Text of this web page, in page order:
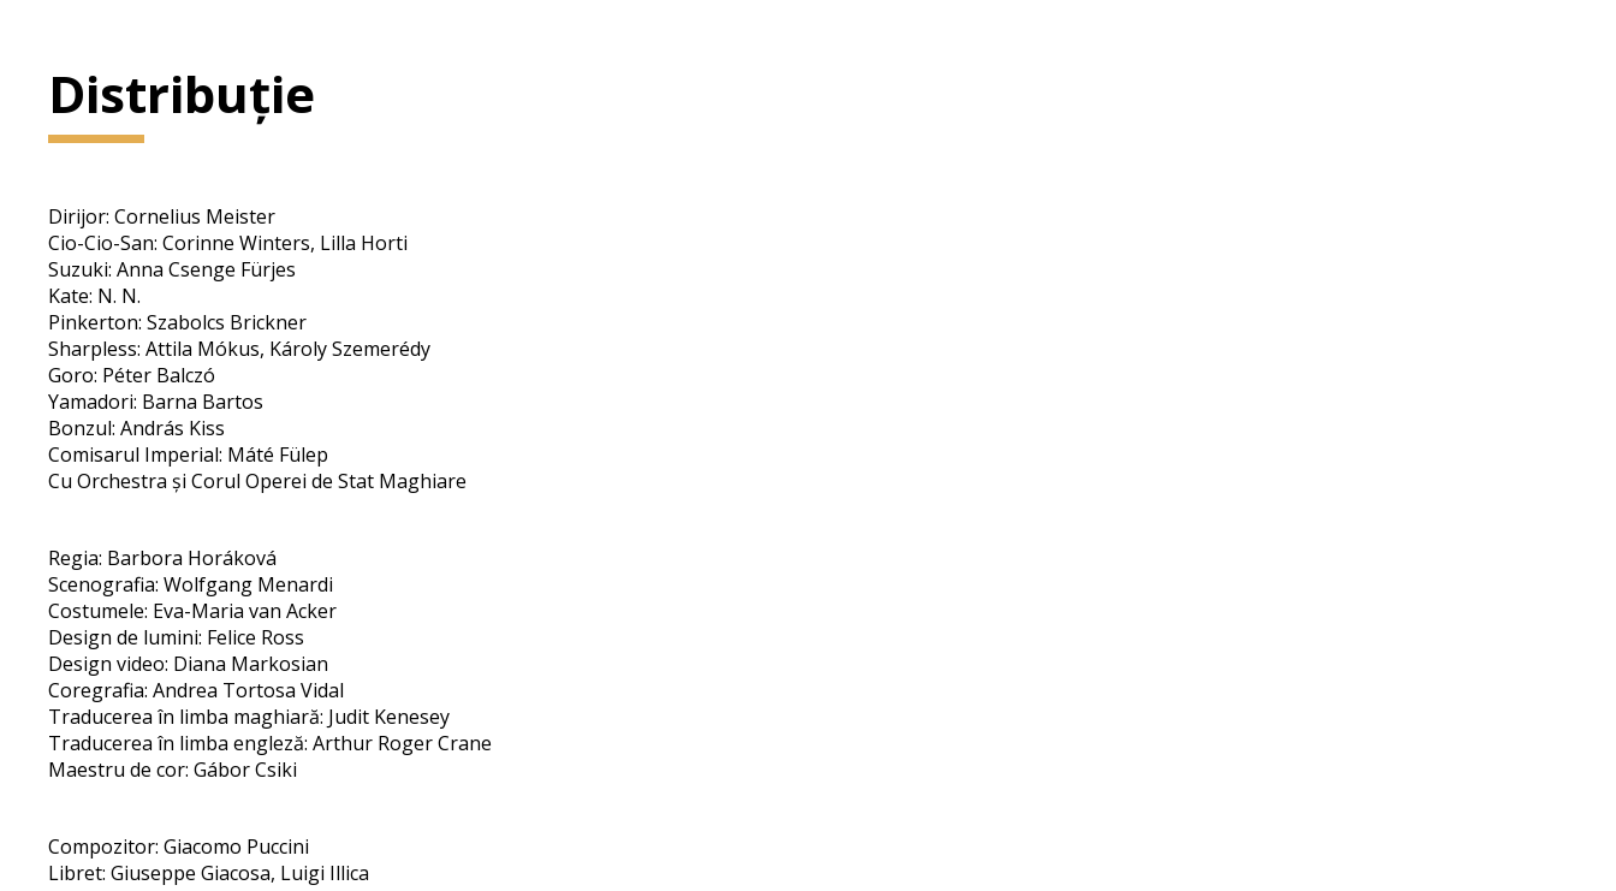
Distribuție
Dirijor: Cornelius Meister
Cio-Cio-San: Corinne Winters, Lilla Horti
Suzuki: Anna Csenge Fürjes
Kate: N. N.
Pinkerton: Szabolcs Brickner
Sharpless: Attila Mókus, Károly Szemerédy
Goro: Péter Balczó
Yamadori: Barna Bartos
Bonzul: András Kiss
Comisarul Imperial: Máté Fülep
Cu Orchestra și Corul Operei de Stat Maghiare
Regia: Barbora Horáková
Scenografia: Wolfgang Menardi
Costumele: Eva-Maria van Acker
Design de lumini: Felice Ross
Design video: Diana Markosian
Coregrafia: Andrea Tortosa Vidal
Traducerea în limba maghiară: Judit Kenesey
Traducerea în limba engleză: Arthur Roger Crane
Maestru de cor: Gábor Csiki
Compozitor: Giacomo Puccini
Libret: Giuseppe Giacosa, Luigi Illica